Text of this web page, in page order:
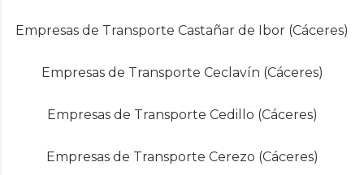
Empresas de Transporte Castañar de Ibor (Cáceres)
Empresas de Transporte Ceclavín (Cáceres)
Empresas de Transporte Cedillo (Cáceres)
Empresas de Transporte Cerezo (Cáceres)